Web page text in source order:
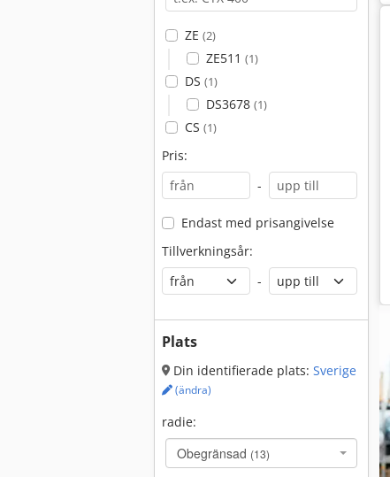
ZE (2)
ZE511 (1)
DS (1)
DS3678 (1)
CS (1)
Pris:
-
Endast med prisangivelse
Tillverkningsår:
-
Plats
Din identifierade plats: Sverige
(ändra)
radie:
Obegränsad (13)